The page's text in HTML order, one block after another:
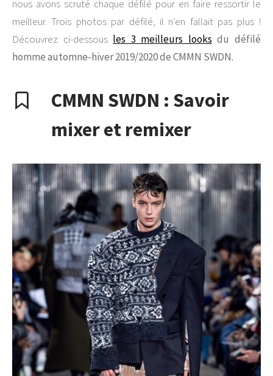
nous avons scruté chaque défilé pour en faire ressortir le
meilleur. Trois photos par défilé, il n’en fallait pas plus !
Découvrez ci-dessous les 3 meilleurs looks du défilé
homme automne-hiver 2019/2020 de CMMN SWDN.
CMMN SWDN : Savoir
mixer et remixer